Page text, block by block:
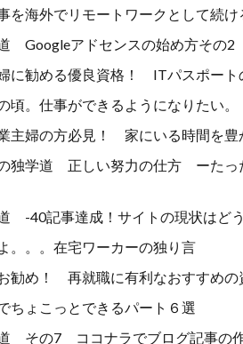
を海外でリモートワークとして続
Googleアドセンスの始め方その2
に勧める優良資格！ ITパスポート
頃。仕事ができるようになりたい。
主婦の方必見！ 家にいる時間を豊
独学道 正しい努力の仕方 ーたっ
-40記事達成！サイトの現状はど
。。。在宅ワーカーの独り言
勧め！ 再就職に有利なおすすめの
ちょこっとできるパート６選
その7 ココナラでブログ記事の